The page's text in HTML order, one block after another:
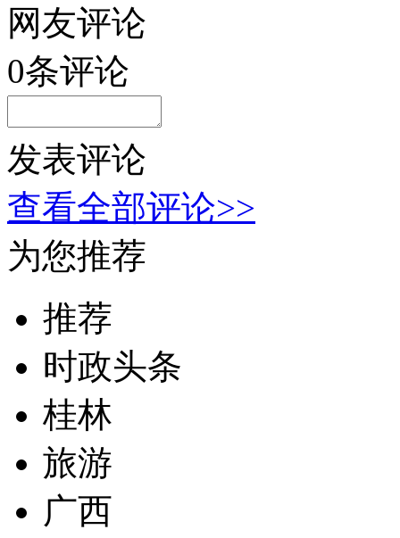
网友评论
0条评论
发表评论
查看全部评论>>
为您推荐
推荐
时政头条
桂林
旅游
广西